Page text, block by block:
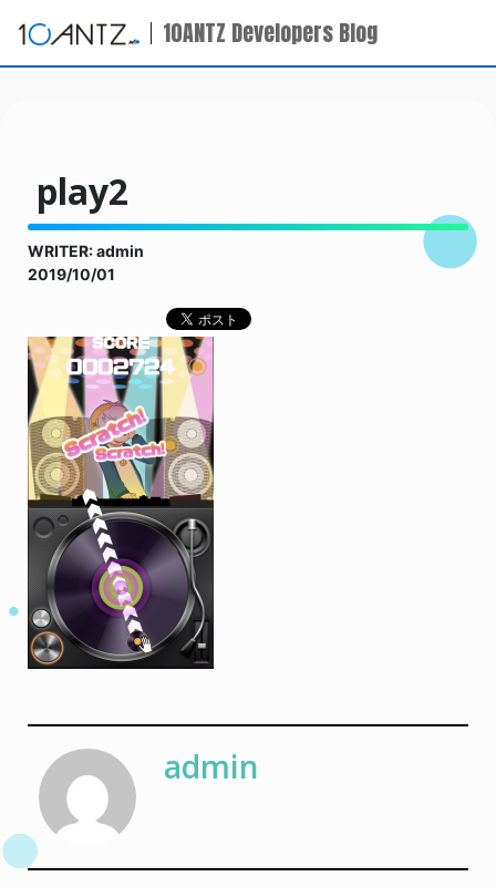
10ANTZ Developers Blog
play2
WRITER: admin
2019/10/01
admin